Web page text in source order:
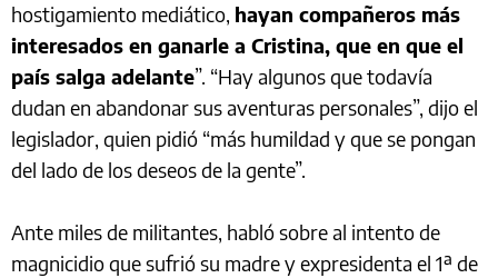
hostigamiento mediático, hayan compañeros más
interesados en ganarle a Cristina, que en que el
país salga adelante”. “Hay algunos que todavía
dudan en abandonar sus aventuras personales”, dijo el
legislador, quien pidió “más humildad y que se pongan
del lado de los deseos de la gente”.
Ante miles de militantes, habló sobre al intento de
magnicidio que sufrió su madre y expresidenta el 1ª de